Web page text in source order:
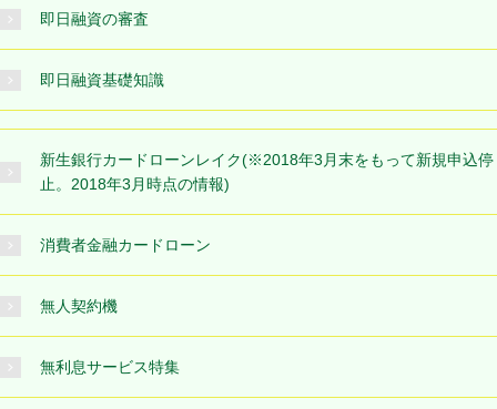
即日融資の審査
即日融資基礎知識
新生銀行カードローンレイク(※2018年3月末をもって新規申込停
止。2018年3月時点の情報)
消費者金融カードローン
無人契約機
無利息サービス特集